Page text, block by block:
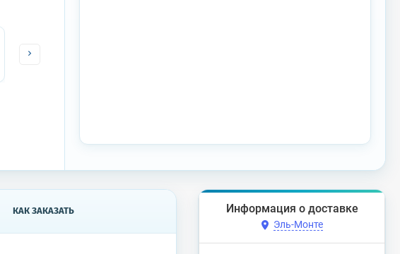
КАК ЗАКАЗАТЬ Информация о доставке
Эль-Монте